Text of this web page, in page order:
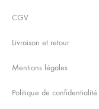
CGV
Livraison et retour
Mentions légales
Politique de confidentialité